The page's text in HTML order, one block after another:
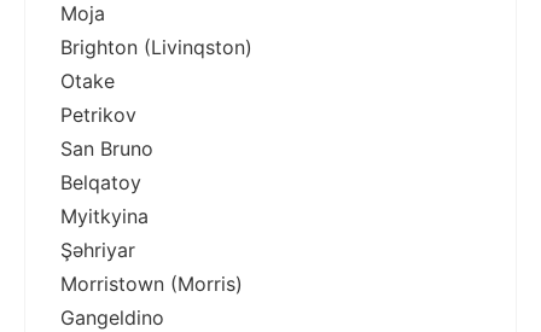
Moja
Brighton (Livinqston)
Otake
Petrikov
San Bruno
Belqatoy
Myitkyina
Şəhriyar
Morristown (Morris)
Gangeldino